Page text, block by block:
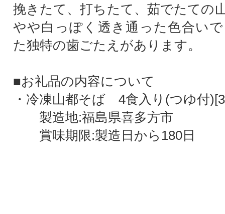
挽きたて、打ちたて、茹でたての
やや白っぽく透き通った色合い
た独特の歯ごたえがあります。
■お礼品の内容について
・冷凍山都そば 4食入り(つゆ付
製造地:福島県喜多方市
賞味期限:製造日から180日